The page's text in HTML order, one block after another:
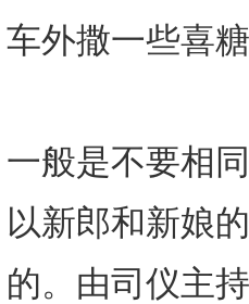
车外撒一些喜
一般是不要相
以新郎和新娘
的。由司仪主